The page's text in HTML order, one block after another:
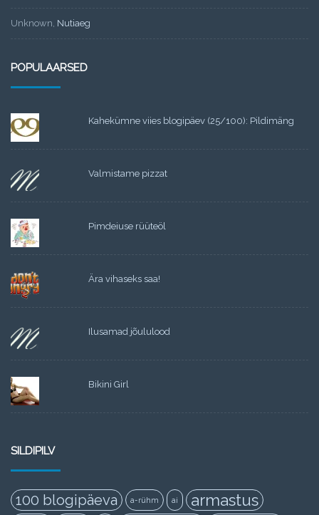
Unknown, Nutiaeg
POPULAARSED
Kahekümne viies blogipäev (25/100): Pildimäng
Valmistame pizzat
Pimdeiuse rüüteöl
Ära vihaseks saa!
Ilusamad jõululood
Bikini Girl
SILDIPILV
100 blogipäeva a-rühm ai armastus